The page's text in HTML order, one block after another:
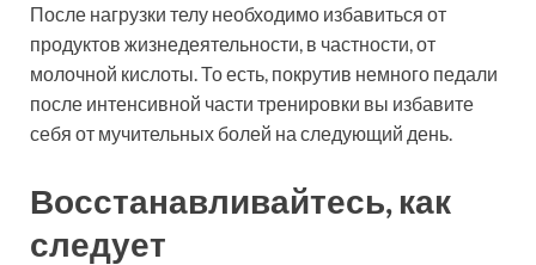
После нагрузки телу необходимо избавиться от
продуктов жизнедеятельности, в частности, от
молочной кислоты. То есть, покрутив немного педали
после интенсивной части тренировки вы избавите
себя от мучительных болей на следующий день.
Восстанавливайтесь, как
следует